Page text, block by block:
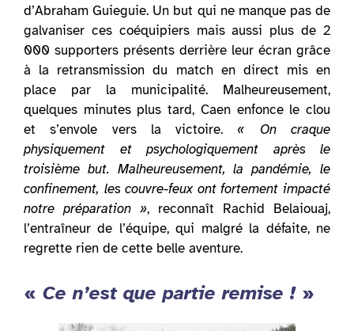
d’Abraham Guieguie. Un but qui ne manque pas de
galvaniser ces coéquipiers mais aussi plus de 2
000 supporters présents derrière leur écran grâce
à la retransmission du match en direct mis en
place par la municipalité. Malheureusement,
quelques minutes plus tard, Caen enfonce le clou
et s’envole vers la victoire. « On craque
physiquement et psychologiquement après le
troisième but. Malheureusement, la pandémie, le
confinement, les couvre-feux ont fortement impacté
notre préparation », reconnaît Rachid Belaiouaj,
l’entraîneur de l’équipe, qui malgré la défaite, ne
regrette rien de cette belle aventure.
« Ce n’est que partie remise !»